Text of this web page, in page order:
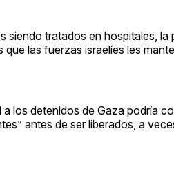
siendo tratados en hospitales, la
las fuerzas israelíes les
los detenidos de Gaza podría
antes de ser liberados, a